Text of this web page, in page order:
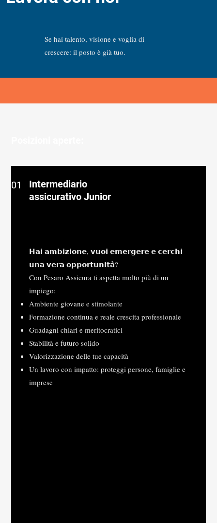
Se hai talento, visione e voglia di
crescere: il posto è già tuo.
01
Intermediario
assicurativo Junior
𝗛𝗮𝗶 𝗮𝗺𝗯𝗶𝘇𝗶𝗼𝗻𝗲, 𝘃𝘂𝗼𝗶 𝗲𝗺𝗲𝗿𝗴𝗲𝗿𝗲 𝗲 𝗰𝗲𝗿𝗰𝗵𝗶
𝘂𝗻𝗮 𝘃𝗲𝗿𝗮 𝗼𝗽𝗽𝗼𝗿𝘁𝘂𝗻𝗶𝘁𝗮̀?
Con Pesaro Assicura ti aspetta molto più di un
impiego:
Ambiente giovane e stimolante
Formazione continua e reale crescita professionale
Guadagni chiari e meritocratici
Stabilità e futuro solido
Valorizzazione delle tue capacità
Un lavoro con impatto: proteggi persone, famiglie e
imprese